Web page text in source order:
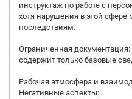
инструктаж по работе с
хотя нарушения в этой сфере
последствиям.
Ограниченная
содержит только базовые
Рабочая атмосфера и
Негативные аспекты: